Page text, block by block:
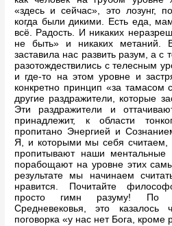
«здесь и сейчас», это лозунг,
когда были дикими. Есть еда,
всё. Радость. И никаких
не быть» и никаких метаний.
заставила нас развить разум, а с
разотождествились с телесным
и где-то на этом уровне и
конкретно принцип «за тамасом
другие раздражители, которые
Эти раздражители и
принадлежит, к области
пропитано Энергией и
Я, и которыми мы себя считаем,
пропитывают наши
порабощают на уровне этих
результате мы начинаем
нравится. Почитайте
просто гимн разуму! По
Средневековья, это
поговорка «у нас нет Бога, кроме